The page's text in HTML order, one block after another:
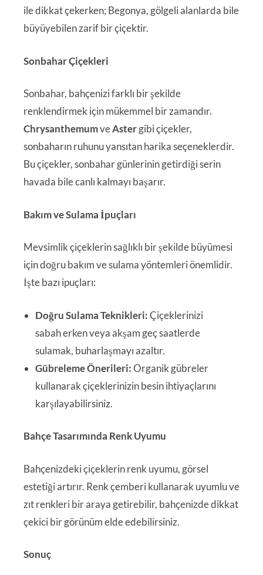
ile dikkat çekerken; Begonya, gölgeli alanlarda bile
büyüyebilen zarif bir çiçektir.
Sonbahar Çiçekleri
Sonbahar, bahçenizi farklı bir şekilde
renklendirmek için mükemmel bir zamandır.
ChrysanthemumveAstergibi çiçekler,
sonbaharın ruhunu yansıtan harika seçeneklerdir.
Bu çiçekler, sonbahar günlerinin getirdiği serin
havada bile canlı kalmayı başarır.
Bakım ve Sulama İpuçları
Mevsimlik çiçeklerin sağlıklı bir şekilde büyümesi
için doğru bakım ve sulama yöntemleri önemlidir.
İşte bazı ipuçları:
Doğru Sulama Teknikleri:Çiçeklerinizi
sabah erken veya akşam geç saatlerde
sulamak, buharlaşmayı azaltır.
Gübreleme Önerileri:Organik gübreler
kullanarak çiçeklerinizin besin ihtiyaçlarını
karşılayabilirsiniz.
Bahçe Tasarımında Renk Uyumu
Bahçenizdeki çiçeklerin renk uyumu, görsel
estetiği artırır. Renk çemberi kullanarak uyumlu ve
zıt renkleri bir araya getirebilir, bahçenizde dikkat
çekici bir görünüm elde edebilirsiniz.
Sonuç